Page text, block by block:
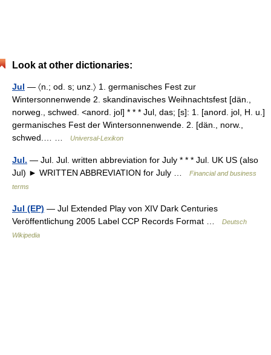
Look at other dictionaries:
Jul — 〈n.; od. s; unz.〉 1. germanisches Fest zur
Wintersonnenwende 2. skandinavisches Weihnachtsfest [dän.,
norweg., schwed. <anord. jol] * * * Jul, das; [s]: 1. [anord. jol, H. u.]
germanisches Fest der Wintersonnenwende. 2. [dän., norw.,
schwed.… …
Universal-Lexikon
Jul. — Jul. Jul. written abbreviation for July * * * Jul. UK US (also
Jul) ► WRITTEN ABBREVIATION for July …
Financial and business
terms
Jul (EP) — Jul Extended Play von XIV Dark Centuries
Veröffentlichung 2005 Label CCP Records Format …
Deutsch
Wikipedia